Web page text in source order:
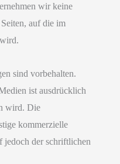
wir keine
auf die im
sind vorbehalten.
ist ausdrücklich
wird. Die
kommerzielle
jedoch der schriftlichen